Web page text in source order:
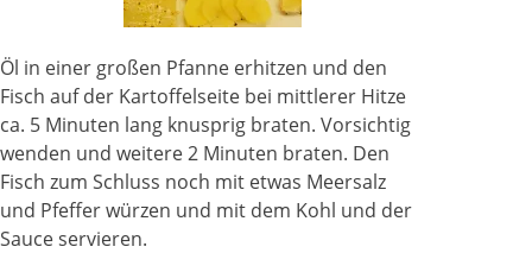
Öl in einer großen Pfanne erhitzen und den
Fisch auf der Kartoffelseite bei mittlerer Hitze
ca. 5 Minuten lang knusprig braten. Vorsichtig
wenden und weitere 2 Minuten braten. Den
Fisch zum Schluss noch mit etwas Meersalz
und Pfeffer würzen und mit dem Kohl und der
Sauce servieren.